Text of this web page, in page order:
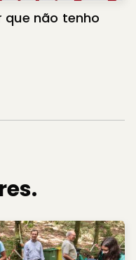
que não tenho